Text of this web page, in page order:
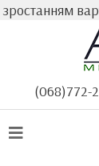
(068)772-